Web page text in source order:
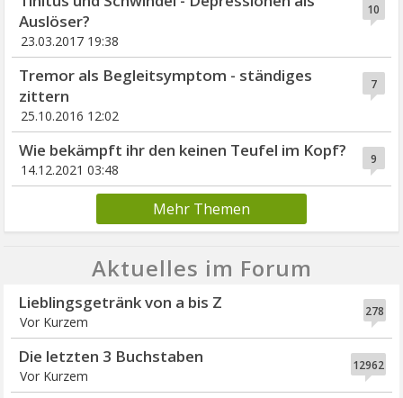
10
Auslöser?
23.03.2017 19:38
7
Tremor als Begleitsymptom - ständiges
zittern
25.10.2016 12:02
9
Wie bekämpft ihr den keinen Teufel im Kopf?
14.12.2021 03:48
Mehr Themen
Aktuelles im Forum
278
Lieblingsgetränk von a bis Z
Vor Kurzem
12962
Die letzten 3 Buchstaben
Vor Kurzem